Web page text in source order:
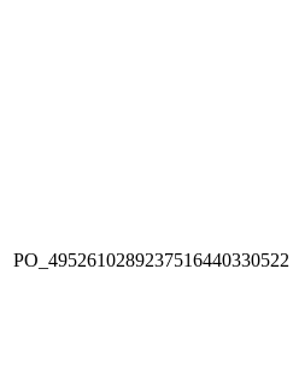
PO_4952610289237516440330522